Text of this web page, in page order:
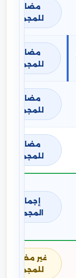
مضافة
للمجموع
مضافة
للمجموع
مضافة
للمجموع
مضافة
للمجموع
إجمالي
المجموع
غير مضافة
للمجموع